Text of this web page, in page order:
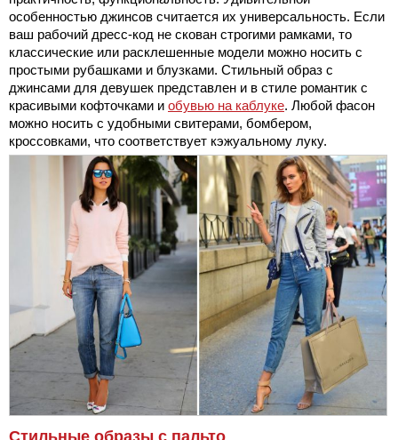
особенностью джинсов считается их универсальность. Если
ваш рабочий дресс-код не скован строгими рамками, то
классические или расклешенные модели можно носить с
простыми рубашками и блузками. Стильный образ с
джинсами для девушек представлен и в стиле романтик с
красивыми кофточками и обувью на каблуке. Любой фасон
можно носить с удобными свитерами, бомбером,
кроссовками, что соответствует кэжуальному луку.